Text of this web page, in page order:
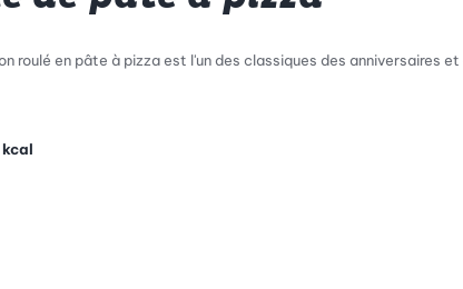
roulé en pâte à pizza est l'un des classiques des anniversaires
kcal
sur l’échelle Green Betty